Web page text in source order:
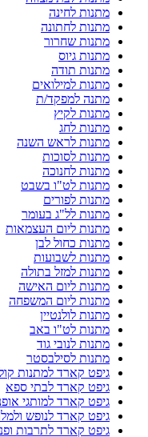
מתנות לחינה
מתנות לחתונה
מתנות שחרור
מתנות גיוס
מתנות תודה
מתנות למילואים
מתנה למפקד/ת
מתנות לקיץ
מתנות לחג
מתנות לראש השנה
מתנות לסוכות
מתנות לחנוכה
מתנות לט"ו בשבט
מתנות לפורים
מתנות לל"ג בעומר
מתנות ליום העצמאות
מתנות כחול לבן
מתנות לשבועות
מתנות למזל בתולה
מתנות ליום האישה
מתנות ליום המשפחה
מתנות לולנטיין
מתנות לט"ו באב
מתנות לנובי גוד
מתנות לסילבסטר
גיפט קארד למתנות
גיפט קארד לבתי ספא
גיפט קארד למותגי
גיפט קארד לנופש
גיפט קארד לתרבות